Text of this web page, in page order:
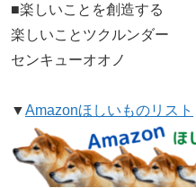
■楽しいことを創造する
楽しいことツクルンダー
センキューオオノ
▼Amazonほしいものリスト